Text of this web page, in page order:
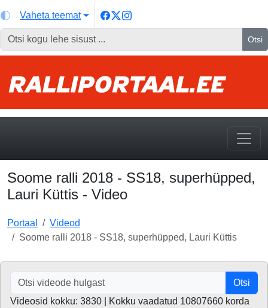
Vaheta teemat
Otsi
Soome ralli 2018 - SS18, superhüpped,
Lauri Küttis - Video
Portaal
Videod
Soome ralli 2018 - SS18, superhüpped, Lauri Küttis
Otsi
Videosid kokku: 3830 | Kokku vaadatud 10807660 korda